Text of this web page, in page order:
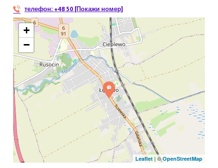
телефон: +48 50 [Покажи номер]
+
−
Leaflet| ©OpenStreetMap